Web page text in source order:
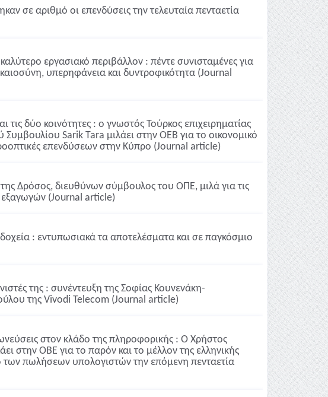
σε αριθμό οι επενδύσεις την τελευταία πενταετία
εργασιακό περιβάλλον : πέντε συνισταμένες για
υπερηφάνεια και δυντροφικότητα (Journal
δύο κοινότητες : ο γνωστός Τούρκος επιχειρηματίας
Συμβουλίου Sarik Tara μιλάει στην ΟΕΒ για το οικονομικό
επενδύσεων στην Κύπρο (Journal article)
Δρόσος, διευθύνων σύμβουλος του ΟΠΕ, μιλά για τις
(Journal article)
: εντυπωσιακά τα αποτελέσματα και σε παγκόσμιο
της : συνέντευξη της Σοφίας Κουνενάκη-
της Vivodi Telecom (Journal article)
στον κλάδο της πληροφορικής : Ο Χρήστος
στην ΟΒΕ για το παρόν και το μέλλον της ελληνικής
πωλήσεων υπολογιστών την επόμενη πενταετία